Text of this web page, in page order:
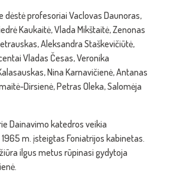
dėstė profesoriai Vaclovas Daunoras,
Kaukaitė, Vlada Mikštaitė, Zenonas
Aleksandra Staškevičiūtė,
Vladas Česas, Veronika
Nina Karnavičienė, Antanas
Dirsienė, Petras Oleka, Salomėja
Dainavimo katedros veikia
m. įsteigtas Foniatrijos kabinetas.
ilgus metus rūpinasi gydytoja